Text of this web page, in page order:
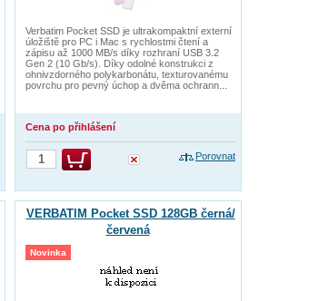
Verbatim Pocket SSD je ultrakompaktní externí
úložiště pro PC i Mac s rychlostmi čtení a
zápisu až 1000 MB/s díky rozhraní USB 3.2
Gen 2 (10 Gb/s). Díky odolné konstrukci z
ohnivzdorného polykarbonátu, texturovanému
povrchu pro pevný úchop a dvěma ochrann...
Cena po přihlášení
Porovnat
VERBATIM Pocket SSD 128GB černá/
červená
Novinka